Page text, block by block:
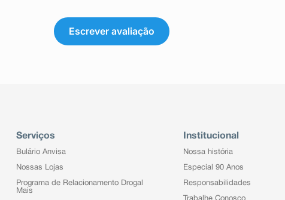
Escrever avaliação
Serviços
Bulário Anvisa
Nossas Lojas
Programa de Relacionamento Drogal
Mais
Institucional
Nossa história
Especial 90 Anos
Responsabilidades
Trabalhe Conosco